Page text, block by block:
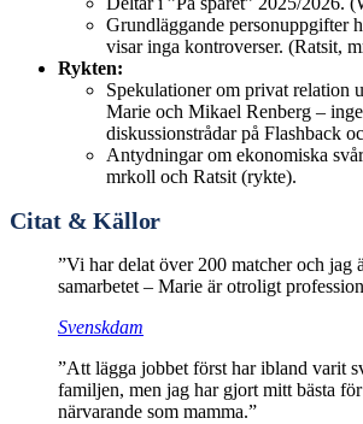
Grundläggande personuppgifter
visar inga kontroverser. (Ratsit,
Rykten:
Spekulationer om privat relation
Marie och Mikael Renberg –
diskussionstrådar på Flashback
Antydningar om ekonomiska
mrkoll och Ratsit (rykte).
Citat & Källor
”Vi har delat över 200 matcher och jag
samarbetet – Marie är otroligt
Svenskdam
”Att lägga jobbet först har ibland varit
familjen, men jag har gjort mitt bästa
närvarande som mamma.”